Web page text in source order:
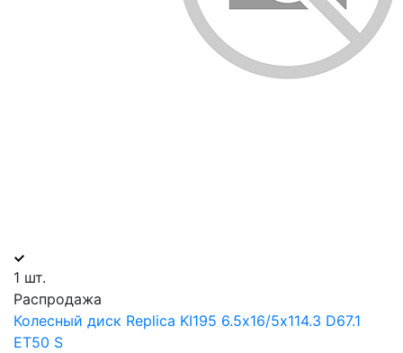
1 шт.
Распродажа
Колесный диск Replica KI195 6.5х16/5х114.3 D67.1
ET50 S